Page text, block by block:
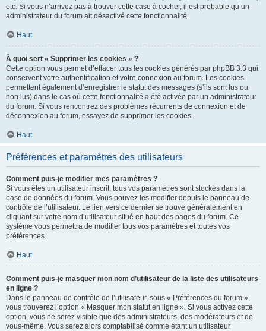
etc. Si vous n’arrivez pas à trouver cette case à cocher, il est probable qu’un
administrateur du forum ait désactivé cette fonctionnalité.
Haut
À quoi sert « Supprimer les cookies » ?
Cette option vous permet d’effacer tous les cookies générés par phpBB 3.3 qui
conservent votre authentification et votre connexion au forum. Les cookies
permettent également d’enregistrer le statut des messages (s’ils sont lus ou
non lus) dans le cas où cette fonctionnalité a été activée par un administrateur
du forum. Si vous rencontrez des problèmes récurrents de connexion et de
déconnexion au forum, essayez de supprimer les cookies.
Haut
Préférences et paramètres des utilisateurs
Comment puis-je modifier mes paramètres ?
Si vous êtes un utilisateur inscrit, tous vos paramètres sont stockés dans la
base de données du forum. Vous pouvez les modifier depuis le panneau de
contrôle de l’utilisateur. Le lien vers ce dernier se trouve généralement en
cliquant sur votre nom d’utilisateur situé en haut des pages du forum. Ce
système vous permettra de modifier tous vos paramètres et toutes vos
préférences.
Haut
Comment puis-je masquer mon nom d’utilisateur de la liste des utilisateurs
en ligne ?
Dans le panneau de contrôle de l’utilisateur, sous « Préférences du forum »,
vous trouverez l’option « Masquer mon statut en ligne ». Si vous activez cette
option, vous ne serez visible que des administrateurs, des modérateurs et de
vous-même. Vous serez alors comptabilisé comme étant un utilisateur